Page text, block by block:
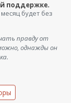
поддержке.
будет без
правду от
однажды он